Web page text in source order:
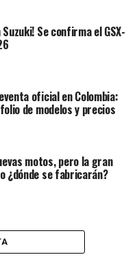
Se confirma el GSX-
oficial en Colombia:
de modelos y precios
motos, pero la gran
¿dónde se fabricarán?